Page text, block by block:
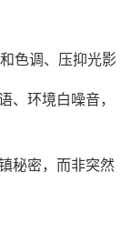
色调、压抑光影
、环境白噪音，
秘密，而非突然